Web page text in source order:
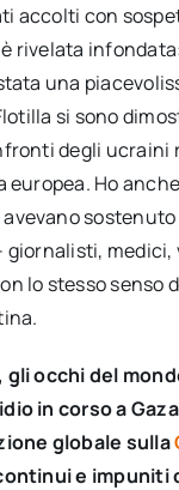
accolti con
rivelata
una
si sono
degli ucraini
europea. Ho
sostenuto
giornalisti, medici,
lo stesso senso
gli occhi del
in corso a
globale sulla
e impuniti